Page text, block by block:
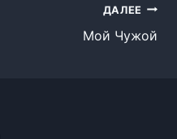
ДАЛЕЕ
Мой Чужой